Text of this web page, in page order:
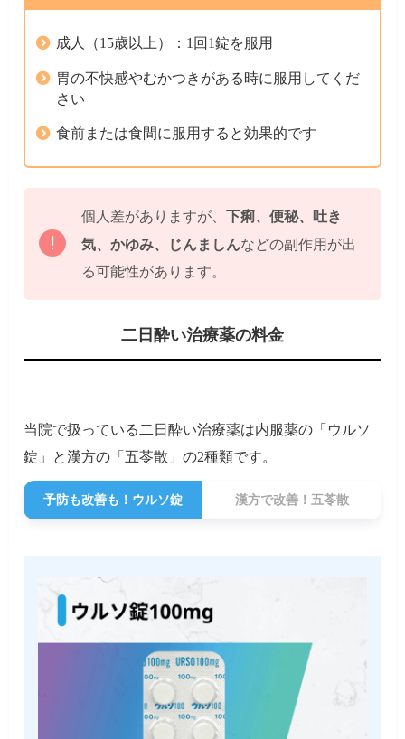
成人（15歳以上）：1回1錠を服用
胃の不快感やむかつきがある時に服用してくだ
さい
食前または食間に服用すると効果的です
個人差がありますが、 下痢、便秘、吐き
気、かゆみ、じんましんなどの副作用が出
る可能性があります。
二日酔い治療薬の料金
当院で扱っている二日酔い治療薬は内服薬の「ウルソ
錠」と漢方の「五苓散」の2種類です。
予防も改善も！ウルソ錠 漢方で改善！五苓散